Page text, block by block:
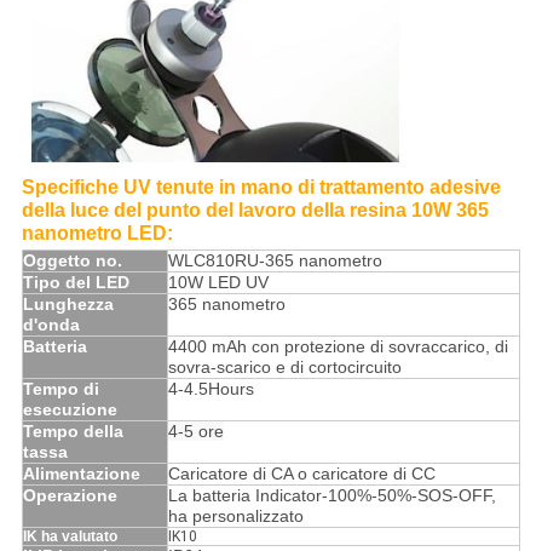
Specifiche UV tenute in mano di trattamento adesive
della luce del punto del lavoro della resina 10W 365
nanometro LED:
Oggetto no.
WLC810RU-365 nanometro
Tipo del LED
10W LED UV
Lunghezza
d'onda
365 nanometro
Batteria
4400 mAh con protezione di sovraccarico, di
sovra-scarico e di cortocircuito
Tempo di
esecuzione
4-4.5Hours
Tempo della
tassa
4-5 ore
Alimentazione
Caricatore di CA o caricatore di CC
Operazione
La batteria Indicator-100%-50%-SOS-OFF,
ha personalizzato
IK ha valutato IK10